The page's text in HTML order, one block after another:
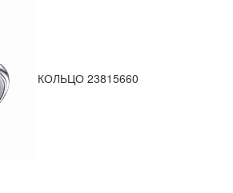
КОЛЬЦО 23815660